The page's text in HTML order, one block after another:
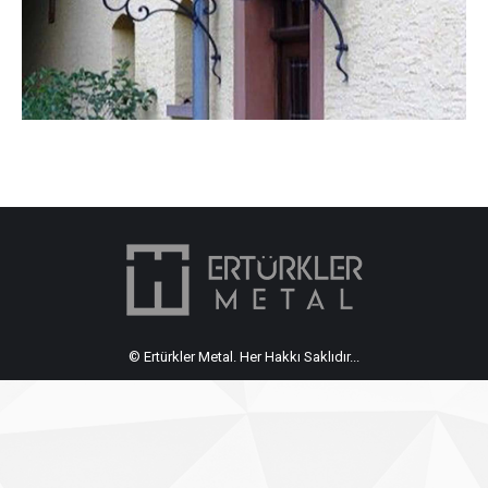
© Ertürkler Metal. Her Hakkı Saklıdır...